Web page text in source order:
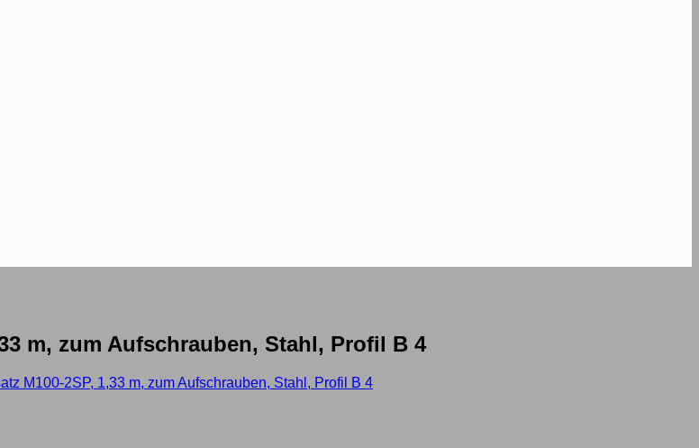
m, zum Aufschrauben, Stahl, Profil B 4
M100-2SP, 1,33 m, zum Aufschrauben, Stahl, Profil B 4